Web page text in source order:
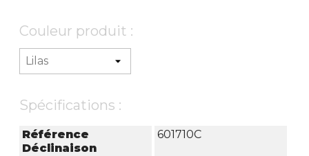
Couleur produit :
Spécifications :
Référence
Déclinaison
601710C